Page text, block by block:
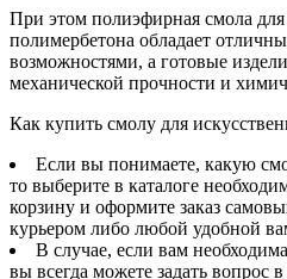
При этом полиэфирная смола
полимербетона обладает
возможностями, а готовые
механической прочности и
Как купить смолу для
Если вы понимаете, какую
то выберите в каталоге
корзину и оформите заказ
курьером либо любой удобной
В случае, если вам
вы всегда можете задать вопрос